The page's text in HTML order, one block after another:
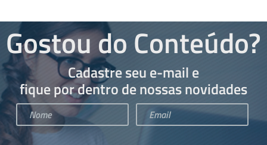
Gostou do Conteúdo?
Cadastre seu e-mail e
fique por dentro de nossas novidades